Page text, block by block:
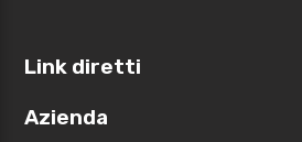
Link diretti
Home
Azienda